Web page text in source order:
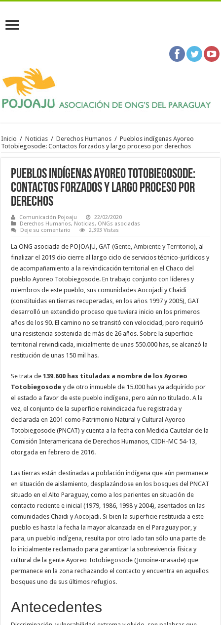
Inicio / Noticias / Derechos Humanos / Pueblos indígenas Ayoreo
Totobiegosode: Contactos forzados y largo proceso por derechos
Pueblos indígenas Ayoreo Totobiegosode:
Contactos forzados y largo proceso por
derechos
Comunicación Pojoaju
22/02/2020
Derechos Humanos, Noticias, ONGs asociadas
Deje su comentario
2,393 Vistas
La ONG asociada de POJOAJU,GAT (Gente, Ambiente y Territorio), al
finalizar el 2019 dio cierre al largo ciclo de servicios técnico-jurídicos y
de acompañamiento a la reivindicación territorial en el Chaco del
pueblo Ayoreo Totobiegosode. En trabajo conjunto con líderes y
miembros de este pueblo, sus comunidades Aocojadi y Chaidi
(constituidas en tierras recuperadas, en los años 1997 y 2005), GAT
desarrolló un extendido proceso que tuviera inicio en los primeros
años de los 90. El camino no se transitó con velocidad, pero requirió
una resistencia sostenida de más de 26 años. Sobre la superficie
territorial reivindicada, inicialmente de unas 550.000 has, se alcanzó la
restitución de unas 150 mil has.
Se trata de139.600 has tituladas a nombre de los Ayoreo
Totobiegosode y de otro inmueble de 15.000 has ya adquirido por
el estado a favor de este pueblo indígena, pero aún no titulado. A la
vez, el conjunto de la superficie reivindicada fue registrada y
declarada en 2001 como Patrimonio Natural y Cultural Ayoreo
Totobiegosode (PNCAT) y cuenta a la fecha con Medida Cautelar de la
Comisión Interamericana de Derechos Humanos, CIDH-MC 54-13,
otorgada en febrero de 2016.
Las tierras están destinadas a población indígena que aún permanece
en situación de aislamiento, desplazándose en los bosques del PNCAT
situado en el Alto Paraguay, como a los parientes en situación de
contacto reciente e inicial (1979, 1986, 1998 y 2004), asentados en las
comunidades Chaidi y Aocojadi. Si bien la superficie restituida a este
pueblo es hasta la fecha la mayor alcanzada en el Paraguay por, y
para, un pueblo indígena, resulta por otro lado tan sólo una parte de
lo inicialmente reclamado para garantizar la sobrevivencia física y
cultural de la gente Ayoreo Totobiegosode (Jonoine-urasade) que
permanece en la zona rechazando el contacto y encuentra en aquellos
bosques uno de sus últimos refugios.
Antecedentes